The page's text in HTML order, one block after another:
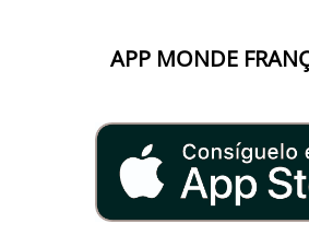
APP MONDE